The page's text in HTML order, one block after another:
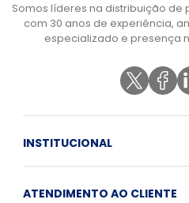
Somos líderes na distribuição
com 30 anos de experiência,
especializado e presença
INSTITUCIONAL
ATENDIMENTO AO CLIENTE